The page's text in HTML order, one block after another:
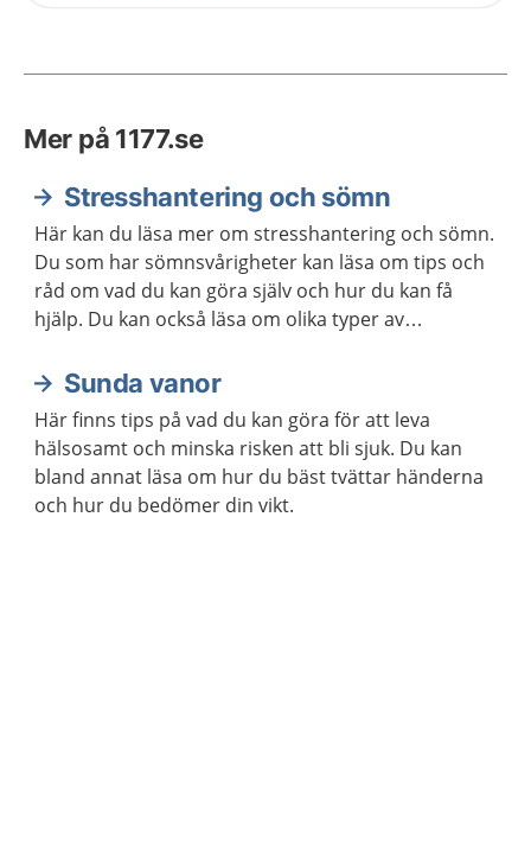
Mer på 1177.se
Stresshantering och sömn
Här kan du läsa mer om stresshantering och sömn.
Du som har sömnsvårigheter kan läsa om tips och
råd om vad du kan göra själv och hur du kan få
hjälp. Du kan också läsa om olika typer av
avslappningsövningar.
Sunda vanor
Här finns tips på vad du kan göra för att leva
hälsosamt och minska risken att bli sjuk. Du kan
bland annat läsa om hur du bäst tvättar händerna
och hur du bedömer din vikt.